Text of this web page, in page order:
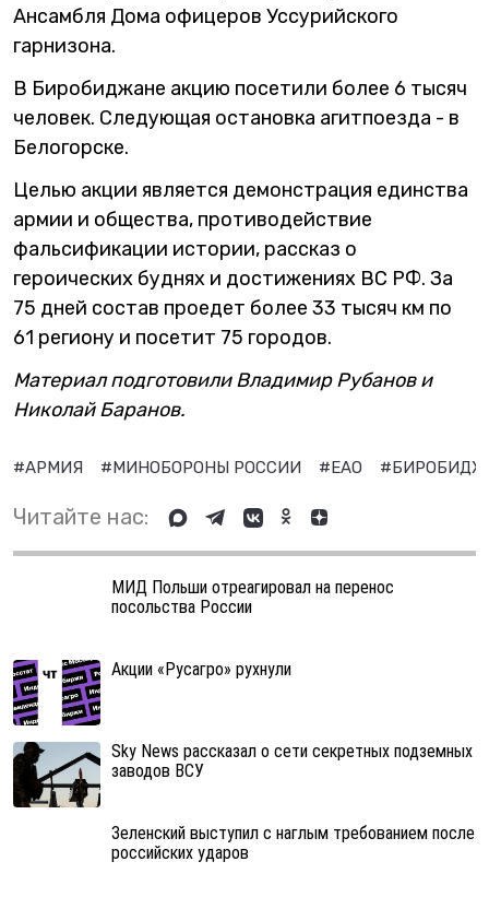
Ансамбля Дома офицеров Уссурийского
гарнизона.
В Биробиджане акцию посетили более 6 тысяч
человек. Следующая остановка агитпоезда - в
Белогорске.
Целью акции является демонстрация единства
армии и общества, противодействие
фальсификации истории, рассказ о
героических буднях и достижениях ВС РФ. За
75 дней состав проедет более 33 тысяч км по
61 региону и посетит 75 городов.
Материал подготовили Владимир Рубанов и
Николай Баранов.
#АРМИЯ #МИНОБОРОНЫ РОССИИ #ЕАО
Читайте нас:
МИД Польши отреагировал на перенос
посольства России
Акции «Русагро» рухнули
Sky News рассказал о сети секретных подземных
заводов ВСУ
Зеленский выступил с наглым требованием после
российских ударов